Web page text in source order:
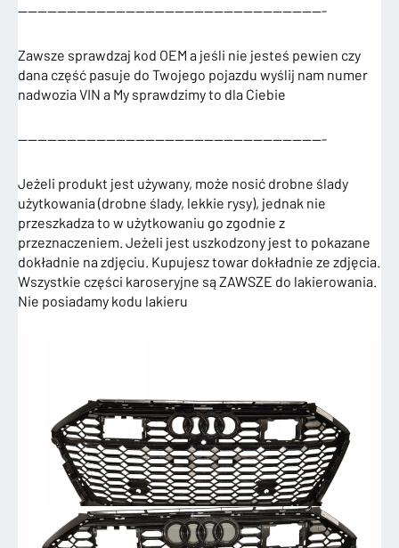
———————————————————————————————-
Zawsze sprawdzaj kod OEM a jeśli nie jesteś pewien czy
dana część pasuje do Twojego pojazdu wyślij nam numer
nadwozia VIN a My sprawdzimy to dla Ciebie
———————————————————————————————-
Jeżeli produkt jest używany, może nosić drobne ślady
użytkowania (drobne ślady, lekkie rysy), jednak nie
przeszkadza to w użytkowaniu go zgodnie z
przeznaczeniem. Jeżeli jest uszkodzony jest to pokazane
dokładnie na zdjęciu. Kupujesz towar dokładnie ze zdjęcia.
Wszystkie części karoseryjne są ZAWSZE do lakierowania.
Nie posiadamy kodu lakieru